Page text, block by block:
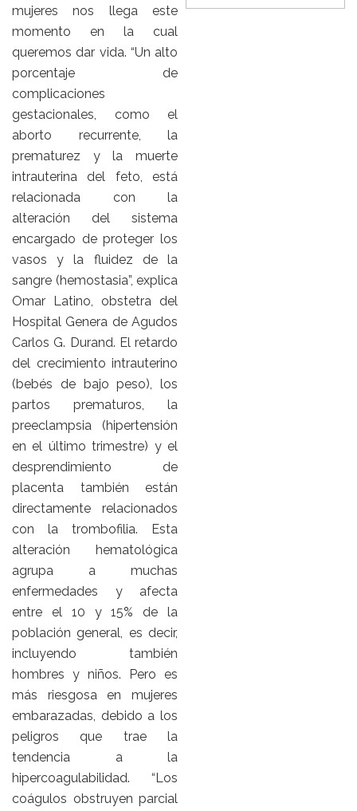
mujeres nos llega este
momento en la cual
queremos dar vida. “Un alto
porcentaje de
complicaciones
gestacionales, como el
aborto recurrente, la
prematurez y la muerte
intrauterina del feto, está
relacionada con la
alteración del sistema
encargado de proteger los
vasos y la fluidez de la
sangre (hemostasia”, explica
Omar Latino, obstetra del
Hospital Genera de Agudos
Carlos G. Durand. El retardo
del crecimiento intrauterino
(bebés de bajo peso), los
partos prematuros, la
preeclampsia (hipertensión
en el último trimestre) y el
desprendimiento de
placenta también están
directamente relacionados
con la trombofilia. Esta
alteración hematológica
agrupa a muchas
enfermedades y afecta
entre el 10 y 15% de la
población general, es decir,
incluyendo también
hombres y niños. Pero es
más riesgosa en mujeres
embarazadas, debido a los
peligros que trae la
tendencia a la
hipercoagulabilidad. “Los
coágulos obstruyen parcial